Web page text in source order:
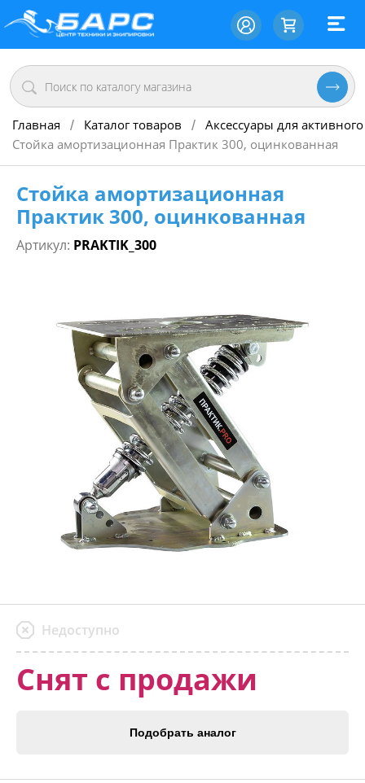
Главная / Каталог товаров / Аксессуары для
Стойка амортизационная Практик 300, оцинкованная
Стойка амортизационная
Практик 300, оцинкованная
Артикул: PRAKTIK_300
Недоступно
Снят с продажи
Подобрать аналог